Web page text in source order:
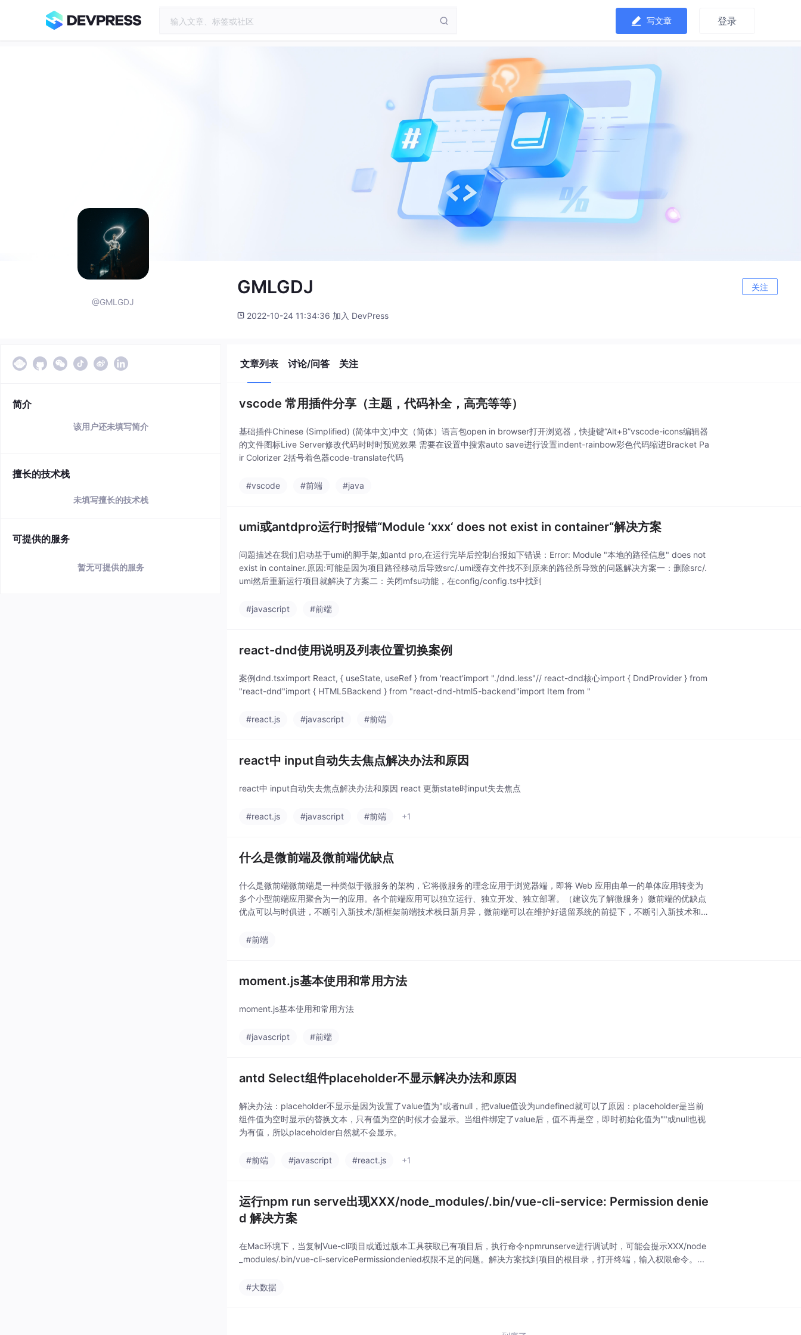
写文章 登录
@GMLGDJ
GMLGDJ 关注
2022-10-24 11:34:36 加入 DevPress
简介
该用户还未填写简介
擅长的技术栈
未填写擅长的技术栈
可提供的服务
暂无可提供的服务
文章列表 讨论/问答 关注
vscode 常用插件分享（主题，代码补全，高亮等等）
基础插件Chinese (Simplified) (简体中文)中文（简体）语言包open in browser打开浏览器，快捷键“Alt+B”vscode-icons编辑器
的文件图标Live Server修改代码时时时预览效果 需要在设置中搜索auto save进行设置indent-rainbow彩色代码缩进Bracket Pa
ir Colorizer 2括号着色器code-translate代码
#vscode #前端 #java
umi或antdpro运行时报错“Module ‘xxx‘ does not exist in container“解决方案
问题描述在我们启动基于umi的脚手架,如antd pro,在运行完毕后控制台报如下错误：Error: Module "本地的路径信息" does not
exist in container.原因:可能是因为项目路径移动后导致src/.umi缓存文件找不到原来的路径所导致的问题解决方案一：删除src/.
umi然后重新运行项目就解决了方案二：关闭mfsu功能，在config/config.ts中找到
#javascript #前端
react-dnd使用说明及列表位置切换案例
案例dnd.tsximport React, { useState, useRef } from 'react'import "./dnd.less"// react-dnd核心import { DndProvider } from
"react-dnd"import { HTML5Backend } from "react-dnd-html5-backend"import Item from "
#react.js #javascript #前端
react中 input自动失去焦点解决办法和原因
react中 input自动失去焦点解决办法和原因 react 更新state时input失去焦点
#react.js #javascript #前端 +1
什么是微前端及微前端优缺点
什么是微前端微前端是一种类似于微服务的架构，它将微服务的理念应用于浏览器端，即将 Web 应用由单一的单体应用转变为
多个小型前端应用聚合为一的应用。各个前端应用可以独立运行、独立开发、独立部署。（建议先了解微服务）微前端的优缺点
优点可以与时俱进，不断引入新技术/新框架前端技术栈日新月异，微前端可以在维护好遗留系统的前提下，不断引入新技术和新
#前端
moment.js基本使用和常用方法
moment.js基本使用和常用方法
#javascript #前端
antd Select组件placeholder不显示解决办法和原因
解决办法：placeholder不显示是因为设置了value值为"或者null，把value值设为undefined就可以了原因：placeholder是当前
组件值为空时显示的替换文本，只有值为空的时候才会显示。当组件绑定了value后，值不再是空，即时初始化值为""或null也视
为有值，所以placeholder自然就不会显示。
#前端 #javascript #react.js +1
运行npm run serve出现XXX/node_modules/.bin/vue-cli-service: Permission denie
d 解决方案
在Mac环境下，当复制Vue-cli项目或通过版本工具获取已有项目后，执行命令npmrunserve进行调试时，可能会提示XXX/node
_modules/.bin/vue-cli-servicePermissiondenied权限不足的问题。解决方案找到项目的根目录，打开终端，输入权限命令。...
#大数据